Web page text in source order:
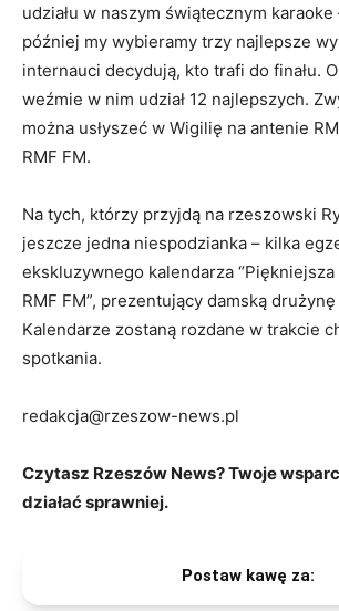
udziału w naszym świątecznym
później my wybieramy trzy najlepsze
internauci decydują, kto trafi do finału.
weźmie w nim udział 12 najlepszych.
można usłyszeć w Wigilię na antenie
RMF FM.
Na tych, którzy przyjdą na rzeszowski
jeszcze jedna niespodzianka – kilka
ekskluzywnego kalendarza
RMF FM”, prezentujący damską
Kalendarze zostaną rozdane w trakcie
spotkania.
redakcja@rzeszow-news.pl
Czytasz Rzeszów News? Twoje
działać sprawniej.
Postaw kawę za: